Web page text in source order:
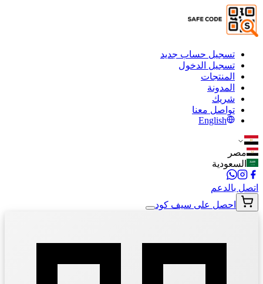
تسجيل حساب جديد
تسجيل الدخول
المنتجات
المدونة
شريك
تواصل معنا
English
مصر
السعودية
اتصل بالدعم
احصل على سيف كود